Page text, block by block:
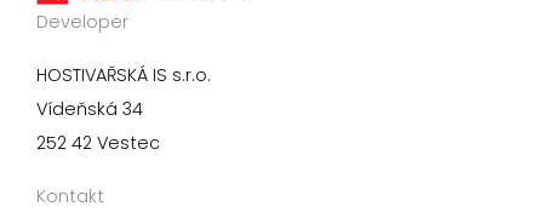
Developer
HOSTIVAŘSKÁ IS s.r.o.
Vídeňská 34
252 42 Vestec
Kontakt